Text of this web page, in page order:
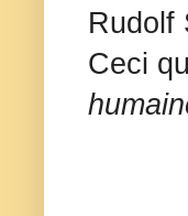
Rudolf
Ceci